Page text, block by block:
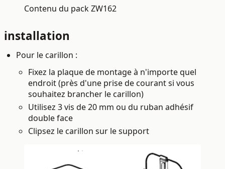
Contenu du pack ZW162
installation
Pour le carillon :
Fixez la plaque de montage à n'importe quel
endroit (près d'une prise de courant si vous
souhaitez brancher le carillon)
Utilisez 3 vis de 20 mm ou du ruban adhésif
double face
Clipsez le carillon sur le support